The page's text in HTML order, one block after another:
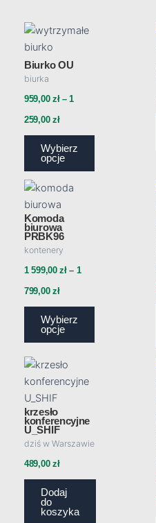
Biurko OU
biurka
959,00 zł – 1
259,00 zł
Zakres
959,00 zł
do
1
259,00 zł
Wybierz
opcje
Komoda
biurowa
PRBK96
kontenery
1 599,00zł – 1
799,00 zł
Zakres
cen:
od
1
599,00 zł
do
1
799,00 zł
Wybierz
opcje
wybrać
krzesło
konferencyjne
U_SHIF
dziś w Warszawie
489,00 zł
Dodaj
do
koszyka